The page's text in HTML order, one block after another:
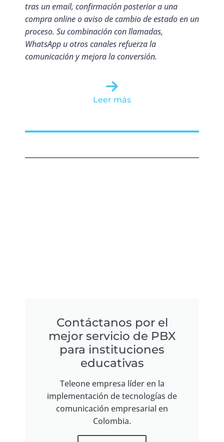
tras un email, confirmación posterior a una
compra online o aviso de cambio de estado en un
proceso. Su combinación con llamadas,
WhatsApp u otros canales refuerza la
comunicación y mejora la conversión.
Leer más
Contáctanos por el
mejor servicio de PBX
para instituciones
educativas
Teleone empresa líder en la
implementación de tecnologías de
comunicación empresarial en
Colombia.